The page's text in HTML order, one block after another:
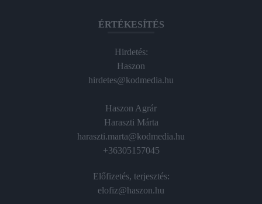
ÉRTÉKESÍTÉS
Hirdetés:
Haszon
hirdetes@kodmedia.hu
Haszon Agrár
Haraszti Márta
haraszti.marta@kodmedia.hu
+36305157045
Előfizetés, terjesztés:
elofiz@haszon.hu